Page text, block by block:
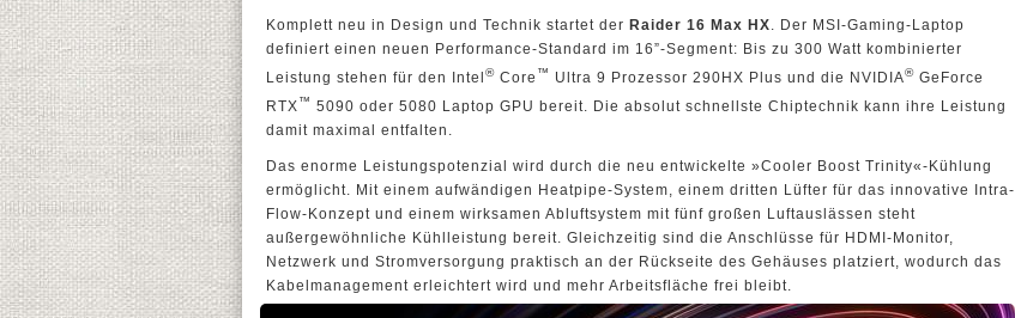
Komplett neu in Design und Technik startet der Raider 16 Max HX. Der MSI-Gaming-Laptop
definiert einen neuen Performance-Standard im 16”-Segment: Bis zu 300 Watt kombinierter
Leistung stehen für den Intel ® Core ™ Ultra 9 Prozessor 290HX Plus und die NVIDIA® GeForce
RTX™ 5090 oder 5080 Laptop GPU bereit. Die absolut schnellste Chiptechnik kann ihre Leistung
damit maximal entfalten.
Das enorme Leistungspotenzial wird durch die neu entwickelte »Cooler Boost Trinity«-Kühlung
ermöglicht. Mit einem aufwändigen Heatpipe-System, einem dritten Lüfter für das innovative Intra-
Flow-Konzept und einem wirksamen Abluftsystem mit fünf großen Luftauslässen steht
außergewöhnliche Kühlleistung bereit. Gleichzeitig sind die Anschlüsse für HDMI-Monitor,
Netzwerk und Stromversorgung praktisch an der Rückseite des Gehäuses platziert, wodurch das
Kabelmanagement erleichtert wird und mehr Arbeitsfläche frei bleibt.